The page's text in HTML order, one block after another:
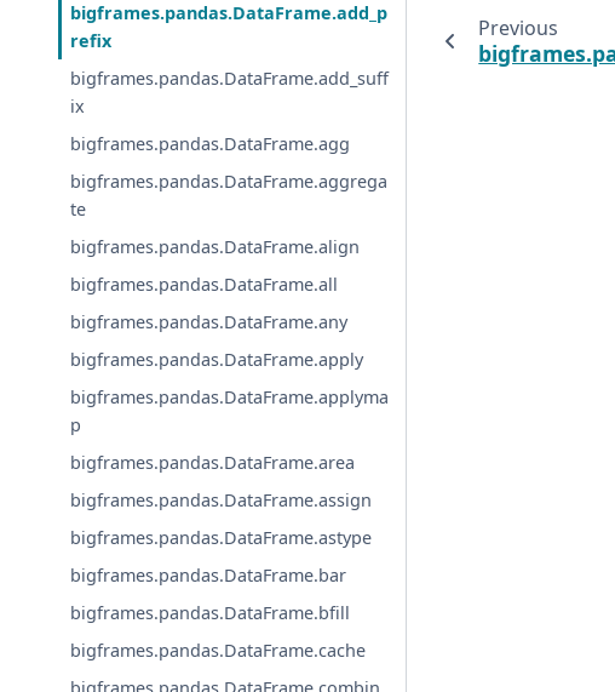
bigframes.pandas.DataFrame.add_p
refix
bigframes.pandas.DataFrame.add_suff
ix
bigframes.pandas.DataFrame.agg
bigframes.pandas.DataFrame.aggrega
te
bigframes.pandas.DataFrame.align
bigframes.pandas.DataFrame.all
bigframes.pandas.DataFrame.any
bigframes.pandas.DataFrame.apply
bigframes.pandas.DataFrame.applyma
p
bigframes.pandas.DataFrame.area
bigframes.pandas.DataFrame.assign
bigframes.pandas.DataFrame.astype
bigframes.pandas.DataFrame.bar
bigframes.pandas.DataFrame.bfill
bigframes.pandas.DataFrame.cache
Previous